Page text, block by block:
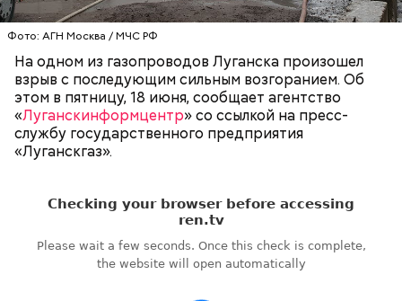
Фото: АГН Москва / МЧС РФ
На одном из газопроводов Луганска произошел
взрыв с последующим сильным возгоранием. Об
этом в пятницу, 18 июня, сообщает агентство
«Луганскинформцентр» со ссылкой на пресс-
службу государственного предприятия
«Луганскгаз».
Инцидент произошел в ночь на пятницу, 18 июня,
на газопроводе среднего давления диаметром 425
миллиметров недалеко от луганского парка имени
Первого Мая.
ПРОИСШЕСТВИЯ ГАЗОПРОВОДЫ